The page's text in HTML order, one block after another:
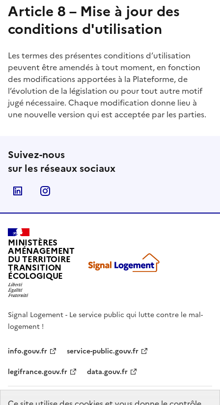
Article 8 – Mise à jour des
conditions d'utilisation
Les termes des présentes conditions d’utilisation
peuvent être amendés à tout moment, en fonction
des modifications apportées à la Plateforme, de
l’évolution de la législation ou pour tout autre motif
jugé nécessaire. Chaque modification donne lieu à
une nouvelle version qui est acceptée par les parties.
Suivez-nous
sur les réseaux sociaux
Linkedin
MINISTÈRES
AMÉNAGEMENT
DU TERRITOIRE
TRANSITION
ÉCOLOGIQUE
Signal Logement - Le service public qui lutte contre le mal-
logement !
info.gouv.fr
service-public.gouv.fr
legifrance.gouv.fr
data.gouv.fr
Mentions légales Accessibilité : non conforme Politique de